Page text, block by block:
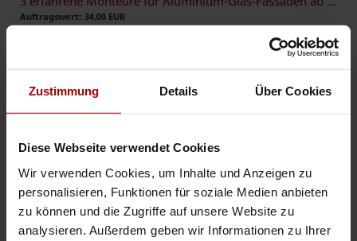
Zustimmung Details Über Cookies
Diese Webseite verwendet Cookies
Wir verwenden Cookies, um Inhalte und Anzeigen zu
personalisieren, Funktionen für soziale Medien anbieten
zu können und die Zugriffe auf unsere Website zu
analysieren. Außerdem geben wir Informationen zu Ihrer
Auftragswert: 34,00 EUR
Wir suchen 3 erfahrene Monteure für Aluminium-Glas-Fassaden. Für ein
Projekt suchen wir ab sofort drei erfahrene Fachkräfte mit Kenntnissen im
Auftragin 17335, Strasburg (Uckermark) 05.08.2026
Weitere Premium-Aufträge
Erfahrene Fassadenbauer (WDVS) / Kolonnen
Auftragswert: 200.000,00 EUR